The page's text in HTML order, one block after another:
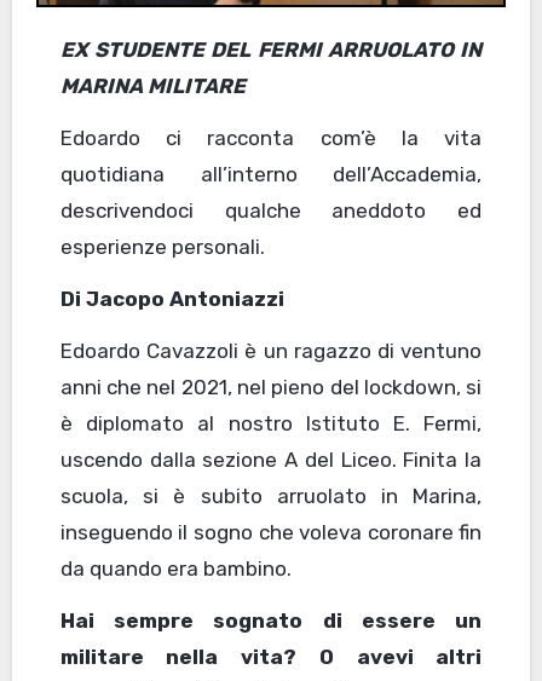
EX STUDENTE DEL FERMI ARRUOLATO IN
MARINA MILITARE
Edoardo ci racconta com’è la vita
quotidiana all’interno dell’Accademia,
descrivendoci qualche aneddoto ed
esperienze personali.
Di Jacopo Antoniazzi
Edoardo Cavazzoli è un ragazzo di ventuno
anni che nel 2021, nel pieno del lockdown, si
è diplomato al nostro Istituto E. Fermi,
uscendo dalla sezione A del Liceo. Finita la
scuola, si è subito arruolato in Marina,
inseguendo il sogno che voleva coronare fin
da quando era bambino.
Hai sempre sognato di essere un
militare nella vita? O avevi altri